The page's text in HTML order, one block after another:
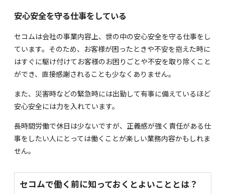
安心安全を守る仕事をしている
セコムは会社の事業内容上、世の中の安心安全を守る仕事をし
ています。そのため、お客様が困ったときや不安を抱えた時に
はすぐに駆け付けてお客様のお困りごとや不安を取り除くこと
ができ、直接感謝されることも少なくありません。
また、災害時などの緊急時には出勤して有事に備えているほど
安心安全には力を入れています。
長時間労働で休日は少ないですが、正義感が強く責任がある仕
事をしたい人にとっては働くことが楽しい業務内容かもしれま
せん。
セコムで働く前に知っておくとよいこととは？